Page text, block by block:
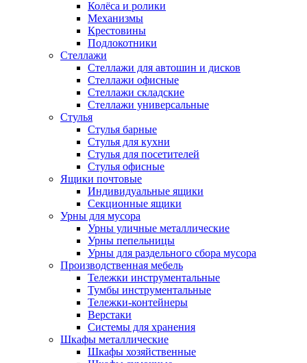
Колёса и ролики
Механизмы
Крестовины
Подлокотники
Стеллажи
Стеллажи для автошин и дисков
Стеллажи офисные
Стеллажи складские
Стеллажи универсальные
Стулья
Стулья барные
Стулья для кухни
Стулья для посетителей
Стулья офисные
Ящики почтовые
Индивидуальные ящики
Секционные ящики
Урны для мусора
Урны уличные металлические
Урны пепельницы
Урны для раздельного сбора мусора
Производственная мебель
Тележки инструментальные
Тумбы инструментальные
Тележки-контейнеры
Верстаки
Системы для хранения
Шкафы металлические
Шкафы хозяйственные